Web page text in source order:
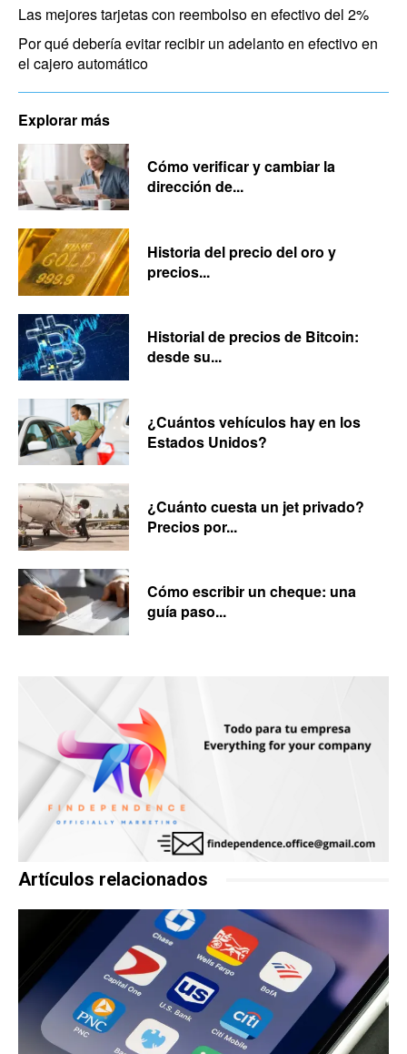
Las mejores tarjetas con reembolso en efectivo del 2%
Por qué debería evitar recibir un adelanto en efectivo en
el cajero automático
Explorar más
Cómo verificar y cambiar la
dirección de...
Historia del precio del oro y
precios...
Historial de precios de Bitcoin:
desde su...
¿Cuántos vehículos hay en los
Estados Unidos?
¿Cuánto cuesta un jet privado?
Precios por...
Cómo escribir un cheque: una
guía paso...
Artículos relacionados